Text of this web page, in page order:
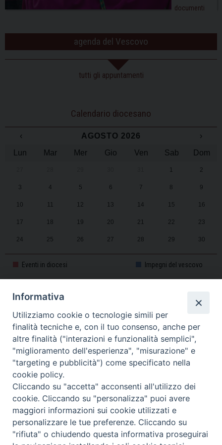
documenti
agenda del Vescovo
tutti gli appuntamenti
Calendario diocesano
‹ AGOSTO 2026
›
Lun
Mar Mer Gio Ven Sab Dom
1 2
3 4 5 6 7 8 9
10 11 12 13 14 15 16
17 18 19 20 21 22 23
24 25 26 27 28 29 30
31 1 2 3 4 5 6
Eventi in diocesi Impegni del vescovo
CALENDARIO PASTORALE 2025-2026
Piazza Duomo, 11 - 27100 Pavia - Tel. 0382.386511 - Fax
0382.386525 -servizigenerali@diocesi.pavia.it -Privacy policy
Twitter
Informativa
Utilizziamo cookie o tecnologie simili per
finalità tecniche e, con il tuo consenso, anche per
altre finalità ("interazioni e funzionalità semplici",
"miglioramento dell'esperienza", "misurazione" e
"targeting e pubblicità") come specificato nella
cookie policy.
Cliccando su "accetta" acconsenti all'utilizzo dei
cookie. Cliccando su "personalizza" puoi avere
maggiori informazioni sui cookie utilizzati e
personalizzare le tue preferenze. Cliccando su
"rifiuta" o chiudendo questa informativa proseguirai